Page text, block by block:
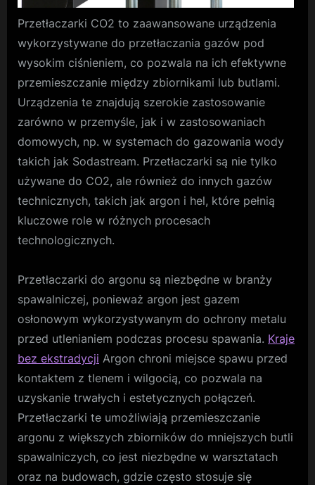
Przetłaczarki CO2 to zaawansowane urządzenia
wykorzystywane do przetłaczania gazów pod
wysokim ciśnieniem, co pozwala na ich efektywne
przemieszczanie między zbiornikami lub butlami.
Urządzenia te znajdują szerokie zastosowanie
zarówno w przemyśle, jak i w zastosowaniach
domowych, np. w systemach do gazowania wody
takich jak Sodastream. Przetłaczarki są nie tylko
używane do CO2, ale również do innych gazów
technicznych, takich jak argon i hel, które pełnią
kluczowe role w różnych procesach
technologicznych.
Przetłaczarki do argonu są niezbędne w branży
spawalniczej, ponieważ argon jest gazem
osłonowym wykorzystywanym do ochrony metalu
przed utlenianiem podczas procesu spawania. Kraje
bez ekstradycji Argon chroni miejsce spawu przed
kontaktem z tlenem i wilgocią, co pozwala na
uzyskanie trwałych i estetycznych połączeń.
Przetłaczarki te umożliwiają przemieszczanie
argonu z większych zbiorników do mniejszych butli
spawalniczych, co jest niezbędne w warsztatach
oraz na budowach, gdzie często stosuje się